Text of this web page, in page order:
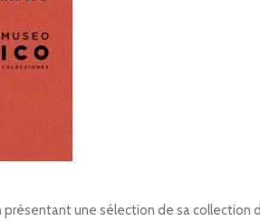
présentant une sélection de sa collection